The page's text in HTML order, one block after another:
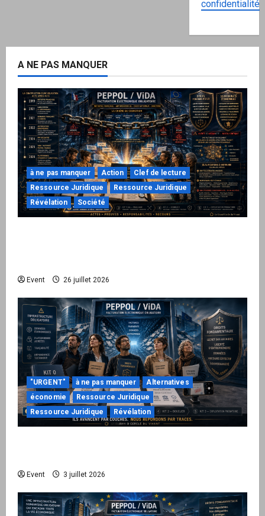
confidentialité
A NE PAS MANQUER
à ne pas manquer Action
Clef de lecture
Ressource Juridique
Ressource Juridique
Révélation
Société
Event 26 juillet 2026
"URGENT" à ne pas manquer
Alternatives
économie
Ressource Juridique
Ressource Juridique
Révélation
Event 3 juillet 2026